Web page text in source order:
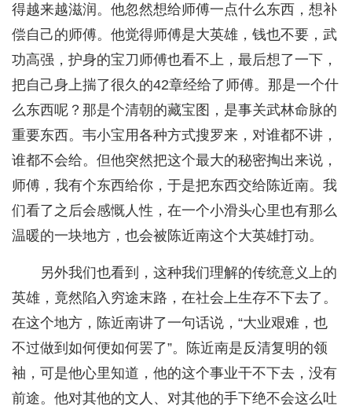
得越来越滋润。他忽然想给师傅一点什么东西，想补
偿自己的师傅。他觉得师傅是大英雄，钱也不要，武
功高强，护身的宝刀师傅也看不上，最后想了一下，
把自己身上揣了很久的42章经给了师傅。那是一个什
么东西呢？那是个清朝的藏宝图，是事关武林命脉的
重要东西。韦小宝用各种方式搜罗来，对谁都不讲，
谁都不会给。但他突然把这个最大的秘密掏出来说，
师傅，我有个东西给你，于是把东西交给陈近南。我
们看了之后会感慨人性，在一个小滑头心里也有那么
温暖的一块地方，也会被陈近南这个大英雄打动。
另外我们也看到，这种我们理解的传统意义上的
英雄，竟然陷入穷途末路，在社会上生存不下去了。
在这个地方，陈近南讲了一句话说，“大业艰难，也
不过做到如何便如何罢了”。陈近南是反清复明的领
袖，可是他心里知道，他的这个事业干不下去，没有
前途。他对其他的文人、对其他的手下绝不会这么吐